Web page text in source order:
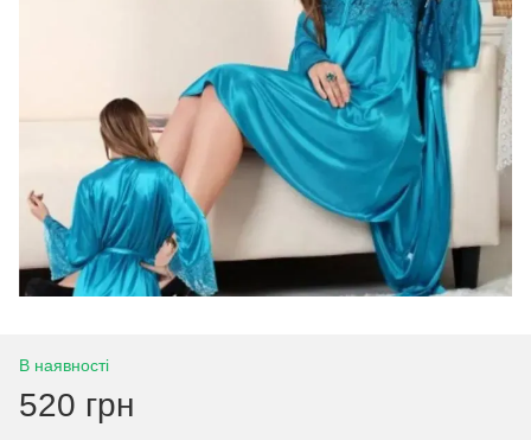
В наявності
520 грн